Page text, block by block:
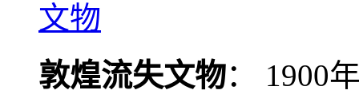
敦煌流失文物： 1900